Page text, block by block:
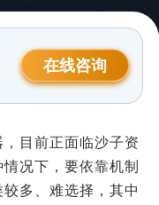
在线咨询
目前正面临沙子资
况下，要依靠机制
多、难选择，其中